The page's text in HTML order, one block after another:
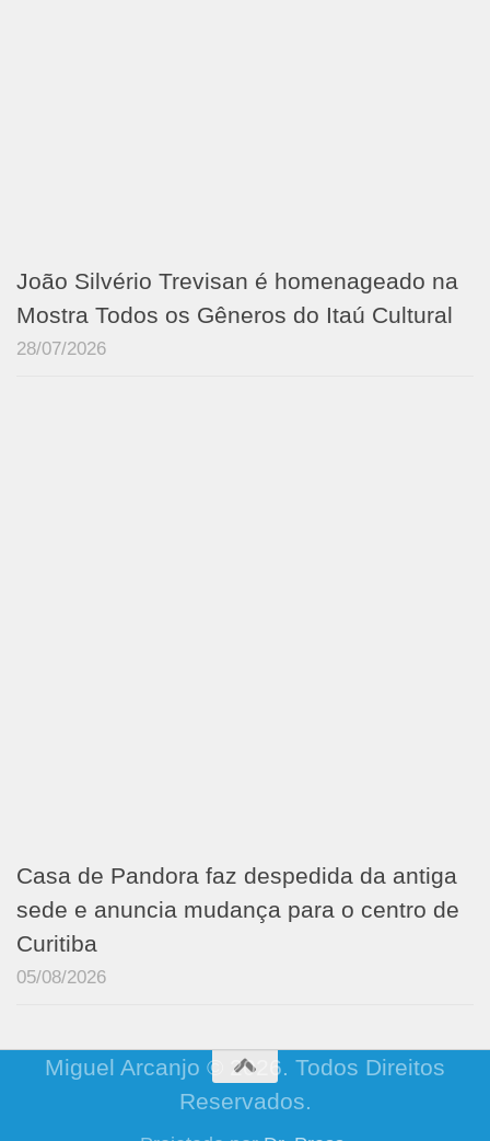
João Silvério Trevisan é homenageado na
Mostra Todos os Gêneros do Itaú Cultural
28/07/2026
Casa de Pandora faz despedida da antiga
sede e anuncia mudança para o centro de
Curitiba
05/08/2026
Miguel Arcanjo © 2026. Todos Direitos
Reservados.